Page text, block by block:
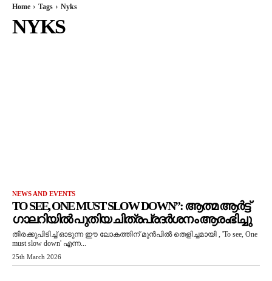
Home Tags Nyks
NYKS
NEWS AND EVENTS
TO SEE, ONE MUST SLOW DOWN”: ആത്മ ആർട്ട്
ഗാലറിയിൽ പുതിയ ചിത്രപ്രദർശനം ആരംഭിച്ചു
തിരക്കുപിടിച്ച് ഓടുന്ന ഈ ലോകത്തിന് മുൻപിൽ തെളിച്ചമായി , 'To see, One
must slow down' എന്ന...
25th March 2026